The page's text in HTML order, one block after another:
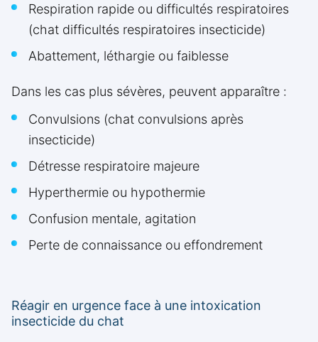
Respiration rapide ou difficultés respiratoires
(chat difficultés respiratoires insecticide)
Abattement, léthargie ou faiblesse
Dans les cas plus sévères, peuvent apparaître :
Convulsions (chat convulsions après
insecticide)
Détresse respiratoire majeure
Hyperthermie ou hypothermie
Confusion mentale, agitation
Perte de connaissance ou effondrement
Réagir en urgence face à une intoxication
insecticide du chat